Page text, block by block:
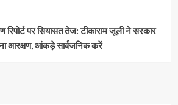
पर सियासत तेज: टीकाराम जूली ने सरकार
आरक्षण, आंकड़े सार्वजनिक करें